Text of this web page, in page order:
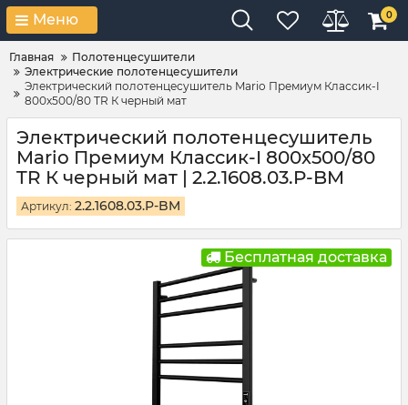
Меню 0
Главная
Полотенцесушители
Электрические полотенцесушители
Электрический полотенцесушитель Mario Премиум Классик-I
800х500/80 TR К черный мат
Электрический полотенцесушитель
Mario Премиум Классик-I 800х500/80
TR К черный мат | 2.2.1608.03.P-BM
Артикул: 2.2.1608.03.P-BM
Бесплатная доставка